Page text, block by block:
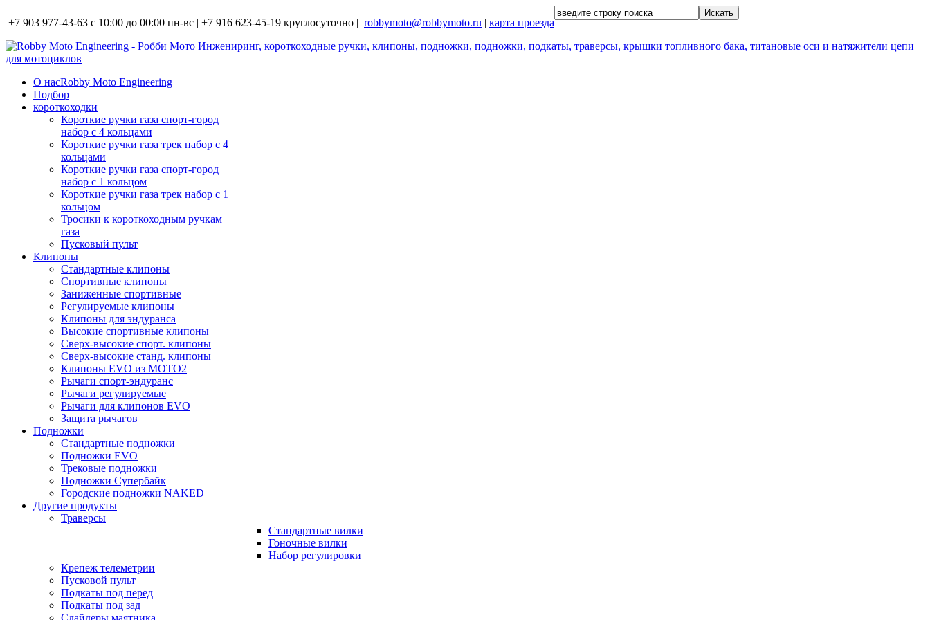
+7 903 977-43-63 с 10:00 до 00:00 пн-вс | +7 916 623-45-19 круглосуточно | robbymoto@robbymoto.ru | карта проезда
О насRobby Moto Engineering
Подбор
короткоходки
Короткие ручки газа спорт-город
набор с 4 кольцами
Короткие ручки газа трек набор с 4
кольцами
Короткие ручки газа спорт-город
набор с 1 кольцом
Короткие ручки газа трек набор с 1
кольцом
Тросики к короткоходным ручкам
газа
Пусковый пульт
Клипоны
Стандартные клипоны
Спортивные клипоны
Заниженные спортивные
Регулируемые клипоны
Клипоны для эндуранса
Высокие спортивные клипоны
Сверх-высокие спорт. клипоны
Сверх-высокие станд. клипоны
Клипоны EVO из MOTO2
Рычаги спорт-эндуранс
Рычаги регулируемые
Рычаги для клипонов EVO
Защита рычагов
Подножки
Стандартные подножки
Подножки EVO
Трековые подножки
Подножки Супербайк
Городские подножки NAKED
Другие продукты
Траверсы
Стандартные вилки
Гоночные вилки
Набор регулировки
Крепеж телеметрии
Пусковой пульт
Подкаты под перед
Подкаты под зад
Слайдеры маятника